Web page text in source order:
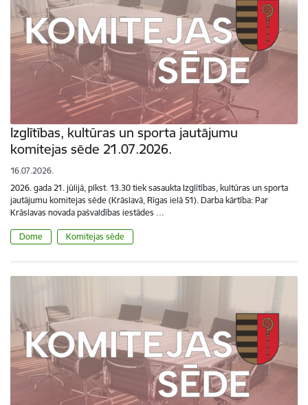
Izglītības, kultūras un sporta jautājumu
komitejas sēde 21.07.2026.
16.07.2026.
2026. gada 21. jūlijā, plkst. 13.30 tiek sasaukta Izglītības, kultūras un sporta
jautājumu komitejas sēde (Krāslavā, Rīgas ielā 51). Darba kārtība: Par
Krāslavas novada pašvaldības iestādes …
Dome Komitejas sēde